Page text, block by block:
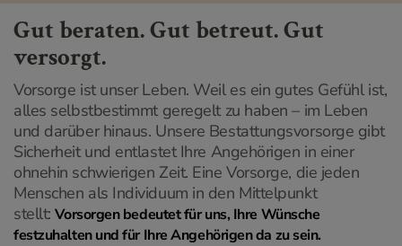
Gut beraten. Gut betreut. Gut
versorgt.
Vorsorge ist unser Leben. Weil es ein gutes Gefühl ist,
alles selbstbestimmt geregelt zu haben – im Leben
und darüber hinaus. Unsere Bestattungsvorsorge gibt
Sicherheit und entlastet Ihre Angehörigen in einer
ohnehin schwierigen Zeit. Eine Vorsorge, die jeden
Menschen als Individuum in den Mittelpunkt
stellt:Vorsorgen bedeutet für uns, Ihre Wünsche
festzuhalten und für Ihre Angehörigen da zu sein.